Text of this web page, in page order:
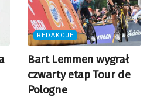
REDAKCJE
Bart Lemmen wygrał
czwarty etap Tour de
Pologne